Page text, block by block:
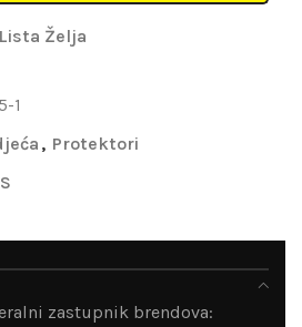
Želja
1
, Protektori
zastupnik brendova: